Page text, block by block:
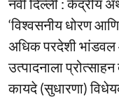
नवी दिल्ली : केंद्रीय
‘विश्वसनीय धोरण
अधिक परदेशी भांडवल
उत्पादनाला
कायदे (सुधारणा)